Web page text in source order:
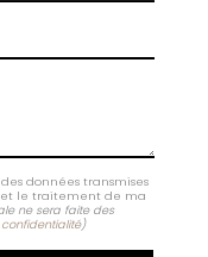
données transmises
le traitement de ma
ne sera faite des
)